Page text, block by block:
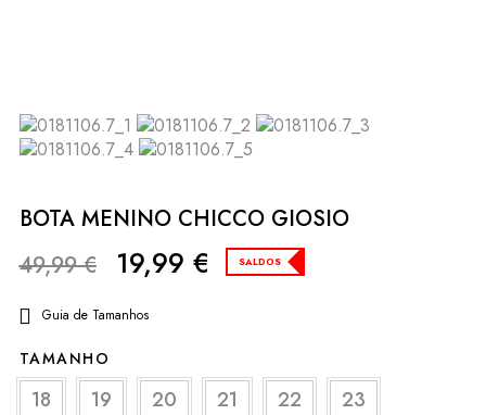
BOTA MENINO CHICCO GIOSIO
49,99€ 19,99 € SALDOS
Guia de Tamanhos
TAMANHO
18 19 20 21 22 23